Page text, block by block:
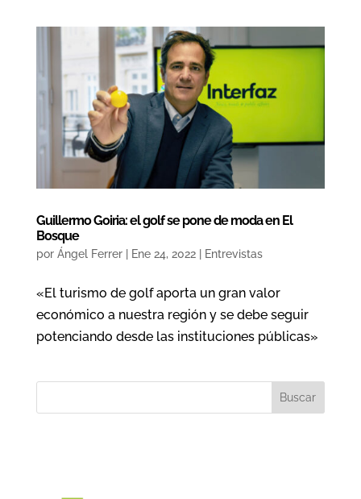
Guillermo Goiria: el golf se pone de moda en El
Bosque
por Ángel Ferrer| Ene 24, 2022| Entrevistas
«El turismo de golf aporta un gran valor
económico a nuestra región y se debe seguir
potenciando desde las instituciones públicas»
Buscar